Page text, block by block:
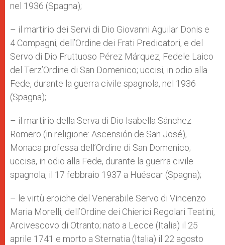
nel 1936 (Spagna);
– il martirio dei Servi di Dio Giovanni Aguilar Donis e
4 Compagni, dell’Ordine dei Frati Predicatori, e del
Servo di Dio Fruttuoso Pérez Márquez, Fedele Laico
del Terz’Ordine di San Domenico; uccisi, in odio alla
Fede, durante la guerra civile spagnola, nel 1936
(Spagna);
– il martirio della Serva di Dio Isabella Sánchez
Romero (in religione: Ascensión de San José),
Monaca professa dell’Ordine di San Domenico;
uccisa, in odio alla Fede, durante la guerra civile
spagnola, il 17 febbraio 1937 a Huéscar (Spagna);
– le virtù eroiche del Venerabile Servo di Vincenzo
Maria Morelli, dell’Ordine dei Chierici Regolari Teatini,
Arcivescovo di Otranto; nato a Lecce (Italia) il 25
aprile 1741 e morto a Sternatia (Italia) il 22 agosto